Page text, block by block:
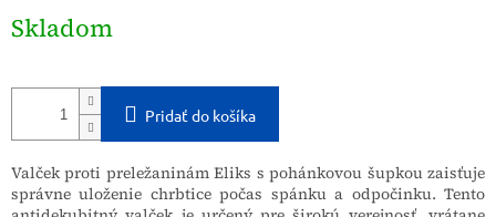
cena:
Skladom
Pridať do košíka
Valček proti preležaninám Eliks s pohánkovou šupkou zaisťuje
správne uloženie chrbtice počas spánku a odpočinku. Tento